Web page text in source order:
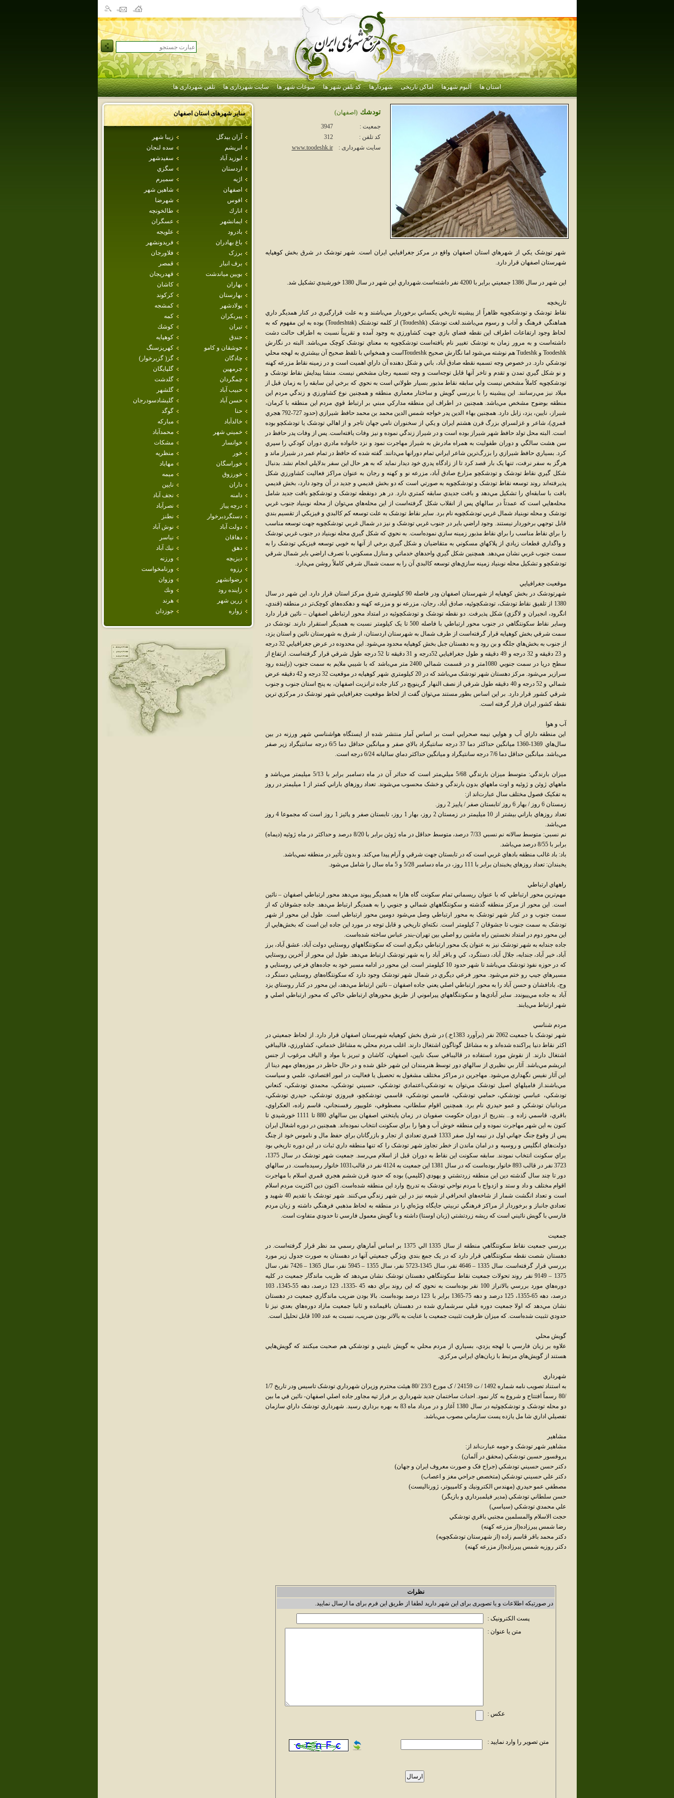
استان ها آلبوم شهرها اماکن تاریخی شهردارها کد تلفن شهر ها سوغات شهر ها سایت شهرداری ها تلفن شهرداری ها
سایر شهرهای استاناصفهان
آران بيدگل
زيبا شهر
ابريشم
سده لنجان
ابوزيد آباد
سفيدشهر
اردستان
سگزي
اژيه
سميرم
اصفهان
شاهين شهر
افوس
شهرضا
انارك
طالخونچه
ايمانشهر
عسگران
بادرود
علويجه
باغ بهادران
فريدونشهر
برزک
فلاورجان
برف انبار
قمصر
بويين مياندشت
قهدريجان
بهاران
كاشان
بهارستان
كركوند
پولادشهر
كمشجه
پيربكران
كمه
تيران
كوشك
جندق
كوهپايه
جوشقان و كامو
كهريزسنگ
چادگان
گز( گزبرخوار)
چرمهين
گلپايگان
چمگردان
گلدشت
حبيب آباد
گلشهر
حسن آباد
گليشادسودرجان
حنا
گوگد
خالدآباد
مباركه
خميني شهر
محمدآباد
خوانسار
مشكات
خور
منظريه
خوراسگان
مهاباد
خورزوق
ميمه
داران
نايين
دامنه
نجف آباد
درچه پياز
نصرآباد
دستگردبرخوار
نطنز
دولت آباد
نوش آباد
دهاقان
نياسر
دهق
نيك آباد
ديزيچه
ورزنه
رزوه
ورنامخواست
رضوانشهر
وزوان
زاينده رود
ونك
زرين شهر
هرند
زواره
جوزدان
تودشك (اصفهان)
جمعیت :
3947
کد تلفن :
312
سایت شهرداری :
www.toodeshk.ir
شهر تودِشک يکي از شهرهاي استان اصفهان واقع در مرکز جغرافيايي ايران است. شهر تودشک در شرق بخش کوهپايه
شهرستان اصفهان قرار دارد.
اين شهر در سال 1386 جمعيتي برابر با 4200 نفر داشته‌است.شهرداري اين شهر در سال 1380 خورشيدي تشکيل شد.
تاريخچه
نقاط تودشک و تودشکچويه ظاهراً از پيشينه تاريخي يکساني برخوردار مي‌باشند و به علت قرارگيري در کنار همديگر داري
هماهنگي فرهنگ و آداب و رسوم مي‌باشند.لغت تودشک (Toudeshk) از کلمه تودشتک (Toudeshtak) بوده به اين مفهوم که به
لحاظ وجود ارتفاعات اطراف اين نقطه فضاي بازي جهت کشاورزي به وجود آمده و تقريباً نسبت به اطراف حالت دشت
داشته‌است و به مرور زمان به تودشک تغيير نام يافته‌است تودشکچويه به معناي تودشک کوچک مي‌باشد. البته در نگارش
Toodeshk و Tudeshk هم نوشته مي‌شود اما نگارش صحيح Toudeshkاست و همخواني با تلفظ صحيح آن بيشتري به لهجه محلي
تودشکي دارد. در خصوص وجه تسميه نقطه صادق آباد، باني و شکل دهنده آن داراي اهميت است و در زمينه نقاط مزرعه کهنه
و نو شکل گيري تمدن و تقدم و تاخر آنها قابل توجه‌است و وجه تسميه رجان مشخص نيست. منشا پيدايش نقاط تودشک و
تودشکچويه کاملاً مشخص نيست ولي سابقه نقاط مذبور بسيار طولاني است به نحوي که برخي اين سابقه را به زمان قبل از
ميلاد نيز مي‌رسانند. اين پيشينه را با بررسي گويش و ساختار معماري منطقه و همچنين نوع کشاورزي و زندگي مردم اين
منطقه بوضوح مشخص مي‌باشد. همچنين در اطراف اين منطقه مدارکي مبني بر ارتباط قوي مردم اين منطقه با کرمان،
شيراز، نايين، يزد، زابل دارد. همچنين بهاء الدين پدر خواجه شمس الدين محمد بن محمد حافظ شيرازي (حدود 727-792 هجري
قمري)، شاعر و غزلسراي بزرگ قرن هشتم ايران و يکي از سخنوران نامي جهان تاجر و از اهالي تودشک يا تودشکچو بوده
است. البته محل تولد حافظ شهر شيراز بوده است و در شيراز زندگي نموده و نيز وفات يافته‌است. پس از وفات پدر حافظ در
سن هشت سالگي و دوران طفوليت به همراه مادرش به شيراز مهاجرت نمود و نزد خانواده مادري دوران کودکي را سپري
کرد. بسياري حافظ شيرازي را بزرگ‌ترين شاعر ايراني تمام دورانها مي‌دانند. گفته شده که حافظ در تمام عمر در شيراز ماند و
هرگز به سفر نرفت، تنها يک بار قصد کرد تا از زادگاه پدري خود ديدار نمايد که به هر حال اين سفر بدلايلي انجام نشد. بدنبال
شکل گيري نقاط تودشک و تودشکچو مزارع صادق آباد، مزرعه نو و کهنه و رجان به عنوان مراکز فعاليت کشاورزي شکل
پذيرفته‌اند روند توسعه نقاط تودشک و تودشکچويه به صورتي است که دو بخش قديمي و جديد در آن وجود دارد، بخش قديمي
بافت با سابقه‌اي را تشکيل مي‌دهد و بافت جديدي سابقه کمتري دارد. در هر دونقطه تودشک و تودشکچو بافت جديد شامل
محله‌هايي است که عمدتاً در سالهاي پس از انقلاب شکل گرفته‌است از اين محله‌هاي مي‌توان از محله نوبنياد جنوب غربي
تودشک و محله نوبنياد شمال غربي تودشکچويه نام برد. ساير نقاط تودشک به علت توسعه کم کالبدي و فيزيکي از تقسيم بندي
قابل توجهي برخوردار نيستند. وجود اراضي باير در جنوب غربي تودشک و نيز در شمال غربي تودشکچويه جهت توسعه مناسب
را براي نقاط مناسب را براي نقاط مذبور زمينه سازي نموده‌است. به نحوي که شکل گيري محله نوبنياد در جنوب غربي تودشک
و واگداري قطعات زيادي از پلاکهاي مسکوني به متقاضيان و شکل گيري برخي از آنها به خوبي توسعه فيزيکي تودشک را به
سمت جنوب غربي نشان مي‌دهد. همچنين شکل گيري واحدهاي خدماتي و منازل مسکوني با تصرف اراضي باير شمال شرقي
تودشکچو و تشکيل محله نوبنياد زمينه سازي‌هاي توسعه کالبدي آن را به سمت شمال شرقي کاملاً روشن مي‌دارد.
موقعيت جغرافيايي
شهرتودشک در بخش کوهپايه از شهرستان اصفهان ودر فاصله 90 کيلومتري شرق مرکز استان قرار دارد. اين شهر در سال
1380 از تلفيق نقاط تودشک، تودشکچوئيه، صادق آباد، رجان، مزرعه نو و مزرعه کهنه و دهکده‌هاي کوچک‌تر در منطقه (قندي،
انگرود، انجيران و لاگزي) شکل پذيرفت. دو نقطه تودشک و تودشکچوئيه در امتداد محور ارتباطي اصفهان – نائين قرار دارد
وساير نقاط سکونتگاهي در جنوب محور ارتباطي با فاصله 500 تا يک کيلومتر نسبت به همديگر استقرار دارند. تودشک در
سمت شرقي بخش کوهپايه قرار گرفته‌است از طرف شمال به شهرستان اردستان، از شرق به شهرستان نائين و استان يزد،
از جنوب به بخش‌هاي جلگه و بن رود و به دهستان جبل بخش کوهپايه محدود مي‌شود. اين محدوده در عرض جغرافيايي 32 درجه
و 23 دقيقه و 32 درجه و 49 دقيقه و طول جغرافيايي 52درجه و 31 دقيقه تا 52 درجه طول شرقي قرار گرفته‌است. ارتفاع از
سطح دريا در سمت جنوبي 1080متر و در قسمت شمالي 2400 متر مي‌باشد که با شيبي ملايم به سمت جنوب (زاينده رود
سرازير مي‌شود. مرکز دهستان شهر تودشک مي‌باشد که در 20 کيلومتري شهر کوهپايه در موقعيت 32 درجه و 42 دقيقه عرض
شمالي و 52 درجه و 40 دقيقه طول شرقي از نصف النهار گرينويچ در کنار جاده ترانزيت اصفهان، به پنج استان جنوب و جنوب
شرقي کشور قرار دارد. بر اين اساس بطور مستند مي‌توان گفت از لحاظ موقعيت جغرافيايي شهر تودشک در مرکزي ترين
نقطه کشور ايران قرار گرفته است.
آب و هوا
اين منطقه داراي آب و هوايي نيمه صحرايي است بر اساس آمار منتشر شده از ايستگاه هواشناسي شهر ورزنه در بين
سال‌هاي 1369-1360 ميانگين حداکثر دما 37 درجه سانتيگراد بالاي صفر و ميانگين حداقل دما 6/5 درجه سانتيگراد زير صفر
مي‌باشد. ميانگين حداقل دما 7/6 درجه سانتيگراد و ميانگين حداکثر دماي ساليانه 6/24 درجه است.
ميزان بارندگي: متوسط ميزان بارندگي 5/68 ميلي‌متر است که حداثر آن در ماه دسامبر برابر با 5/13 ميليمتر مي‌باشد و
ماههاي ژوئن و ژوئيه و اوت ماههاي بدون بارندگي و خشک محسوب مي‌شوند. تعداد روزهاي باراني کمتر از 1 ميليمتر در روز
به تفکيک فصول مختلف سال عبارت‌اند از:
زمستان 6 روز / بهار 6 روز /تابستان صفر / پاييز 2 روز.
تعداد روزهاي باراني بيشتر از 10 ميليمتر در زمستان 2 روز، بهار 1 روز، تابستان صفر و پائيز 1 روز است که مجموعا 4 روز
مي‌باشد.
نم نسبي: متوسط سالانه نم نسبي 7/33 درصد، متوسط حداقل در ماه ژوئن برابر با 8/20 درصد و حداکثر در ماه ژوئيه (ديماه)
برابر با 8/55 درصد مي‌باشد.
باد: باد غالب منطقه بادهاي غربي است که در تابستان جهت شرقي و آرام پيدا مي‌کند. و بدون تأثير در منطقه نمي‌باشد.
يخبندان: تعداد روزهاي يخبندان برابر با 111 روز، در ماه دسامبر 5/28 و 5 ماه سال را شامل مي‌شود.
راههاي ارتباطي
مهم‌ترين محور ارتباطي که با عنوان ريسماني تمام سکونت گاه هارا به همديگر پيوند مي‌دهد محور ارتباطي اصفهان – نائين
است. اين محور از مرکز منطقه گذشته و سکونتگاههاي شمالي و جنوبي را به همديگر ارتباط مي‌دهد. جاده جشوقان که از
سمت جنوب و در کنار شهر تودشک به محور ارتباطي وصل مي‌شود دومين محور ارتباطي است. طول اين محور از شهر
تودشک به سمت جنوب تا جشوقان 7 کيلومتر است. نکته‌اي تاريخي و قابل توجه در مورد اين جاده اين است که بخش‌هايي از
اين محور دوم در امتداد نخستين راه ماشين رو اصلي بين تهران-بندر عباس ساخته شده‌است.
جاده جندابه به شهر تودشک نيز به عنوان يک محور ارتباطي ديگري است که سکونتگاههاي روستايي دولت آباد، عشق آباد، برز
آباد، خير آباد، جندابه، جلال آباد، دستگرد، کي و باقر آباد را به شهر تودشک ارتباط مي‌دهد. طول اين محور از آخرين روستايي
که در حوزه نفوذ تودشک مي‌باشد تا شهر حدود 10 کيلومتر است. اين محور در ادامه مسير خود به جاده‌هاي فرعي روستايي و
مسيرهاي جيپ رو ختم مي‌شود. محور فرعي ديگري در شمال شهر تودشک وجود دارد که سکونتگاه‌هاي روستايي دستگر د،
وج، بادافشان و حسن آباد را به محور ارتباطي اصلي يعني جاده اصفهان – نائين ارتباط مي‌دهد، اين محور در کنار روستاي يزد
آباد به جاده مي‌پيوندد. ساير آبادي‌ها و سکونتگاههاي پيراموني از طريق محورهاي ارتباطي خاکي که محور ارتباطي اصلي و
شهر ارتباط مي‌يابند.
مردم شناسي
شهر تودشک با جمعيت 2062 نفر (برآورد 1383خ.) در شرق بخش کوهپايه شهرستان اصفهان قرار دارد. از لحاظ جمعيتي در
اکثر نقاط دنيا پراکنده شده‌اند و به مشاغل گوناگون اشتغال دارند. اغلب مردم محلي به مشاغل خدماتي، کشاورزي، قاليبافي
اشتغال دارند. از نقوش مورد استفاده در قاليبافي سبک نايين، اصفهان، کاشان و تبريز با مواد و الياف مرغوب از جنس
ابريشم مي‌باشد. آثار بي نظيري از سالهاي دور توسظ هنرمندان اين شهر خلق شده و در حال حاظر در موزه‌هاي مهم دينا از
اين آثار نفيس نگهداري مي‌شود. مهاجرين در مراکز مختلف مشغول به تحصيل يا فعاليت در امور اقتصادي، علمي و سياست
مي‌باشند.از فاميلهاي اصيل تودشک مي‌توان به تودشکي،اعتمادي تودشکي، حسيني تودشکي، محمدي تودشکي، کنعاني
تودشکي، عباسي تودشکي، حمامي تودشکي، قاسمي تودشکي، قاسمي تودشکچو، فيروزي تودشکي، حيدري تودشکي،
مردانيان تودشکي و عمو حيدري نام برد. همچنين اقوام سلطاني، مصطوفي، علويپور رفسنجاني، قاسم زاده، العکراوي،
باقري، قاسمي زاده و... بتدريج از دوران حکومت صفويان در زمان پايتختي اصفهان بين سالهاي 880 تا 1111 خورشيدي تا
کنون به اين شهر مهاجرت نموده و اين منطقه خوش آب و هوا را براي سکونت انتخاب نموده‌اند. همچنين در دوره اشغال ايران
پس از وقوع جنگ جهاني اول در نيمه اول صفر 1333 قمري تعدادي از تجار و بازرگانان براي حفظ مال و ناموس خود از چنگ
دولت‌هاي انگليس و روسيه و در امان ماندن از خطر تجاوز شهر تودشک را که تنها منطقه داري ثبات در اين دوره تاريخي بود
براي سکونت انتخاب نمودند. سابقه سکونت اين نقاط به دوران قبل از اسلام مي‌رسد. جمعيت شهر تودشک در سال 1375،
3723 نفر در قالب 893 خانوار بوده‌است که در سال 1381 اين جمعيت به 4124 نفر در قالب1031 خانوار رسيده‌است. در سالهاي
دور تا چند سال گذشته دين اين منطقه زردتشتي و يهودي (کليمي) بوده که حدود قرن ششم هجري قمري اسلام با مهاجرت
اقوام مختلف و داد و ستد و ازدواج با مردم نواحي تودشک به تدريج وارد اين منطقه شده‌است. اکنون دين اکثريت مردم اسلام
است و تعداد انگشت شمار از شاخه‌هاي انحرافي از شيعه نيز در اين شهر زندگي مي‌کنند. شهر تودشک با تقديم 40 شهيد و
تعدادي جانباز و برخوردار از مراکز فرهنگي تربيتي جايگاه ويژه‌اي را در منطقه به لحاظ مذهبي فرهنگي داشته و زبان مردم
فارسي با گويش نائيني است که ريشه زردتشتي (زبان اوستا) داشته و با گويش معمول فارسي تا حدودي متفاوت است.
جمعيت
بررسي جمعيت نقاط سکونتگاهي منطقه از سال 1335 الي 1375 بر اساس آمارهاي رسمي مد نظر قرار گرفته‌است. در
دهستان شصت نقطه سکونتگاهي قرار دارد که در يک جمع بندي ويژگي جمعيتي آنها در دهستان به صورت جدول زير مورد
بررسي قرار گرفته‌است. سال 1335 – 4646 نفر، سال 1345-5723 نفر، سال 1355 – 5945 نفر، سال 1365 – 7426 نفر، سال
1375 – 9149 نفر روند تحولات جمعيت نقاط سکونتگاهي دهستان تودشک نشان مي‌دهد که ظريب ماندگار جمعيت در کليه
دوره‌هاي مورد بررسي بالاتراز 100 نفر بوده‌است به نحوي که اين روند براي دهه 45 -1335، 123 درصد، دهه 55-1345، 103
درصد، دهه 65-1355، 125 درصد و دهه 75-1365 برابر با 123 درصد بوده‌است. بالا بودن ضريب ماندگاري جمعيت در دهستان
نشان مي‌دهد که اولا جمعيت دوره قبلي سرشماري شده در دهستان باقيمانده و ثانيا جمعيت مازاد دوره‌هاي بعدي نيز تا
حدودي تثبيت شده‌است. که ميزان ظرفيت تثبيت جمعيت با عنايت به بالاتر بودن ضريب، نسبت به عدد 100 قابل تحليل است.
گويش محلي
علاوه بر زبان فارسي با لهجه يزدي، بسياري از مردم محلي به گويش ناييني و تودشکي هم صحبت مي‏کنند که گويش‌هايي
هستند از گويش‌هاي مرتبط با زبان‌هاي ايراني مرکزي.
شهرداري
به استناد تصويب نامه شماره 1492 / ت 24159 / ک مورخ 23/3 /80 هيئت محترم وزيران شهرداري تودشک تاسيس ودر تاريخ 1/7
/80 رسماً افتتاح و شروع به کار نمود. احداث ساختمان جديد شهرداري بر فراز تپه مجاور جاده اصلي اصفهان- نائين في ما بين
دو محله تودشک و تودشکچوئيه در سال 1380 آغاز و در مرداد ماه 83 به بهره برداري رسيد. شهرداري تودشک داراي سازمان
تفصيلي اداري شا مل يازده پست سازماني مصوب مي‌باشد.
مشاهير
مشاهير شهر تودشک و حومه عبارت‌اند از:
پروفسور حسين تودشکي (محقق در آلمان)
دکتر حسن حسيني تودشکي (جراح فک و صورت معروف ايران و جهان)
دکتر علي حسيني تودشکي (متخصص جراحي مغز و اعصاب)
مصطفي عمو حيدري (مهندس الكترونيك و كامپيوتر، ژورناليست)
حسن سلطاني تودشکي (مدير فيلمبرداري و بازيگر)
علي محمدي تودشکي (سياسي)
حجت الاسلام والمسلمين مجتبي باقري تودشکي
رضا شمس پيرزاده(از مزرعه کهنه)
دکتر محمد باقر قاسم زاده (از شهرستان تودشکچويه)
دکتر روزبه شمس پيرزاده(از مزرعه کهنه)
نظرات
در صورتیکه اطلاعات و یا تصویری برای این شهر دارید لطفا از طریق این فرم برای ما ارسال نمایید.
پست الکترونیک :
متن یا عنوان :
عکس :
متن تصویر را وارد نمایید :